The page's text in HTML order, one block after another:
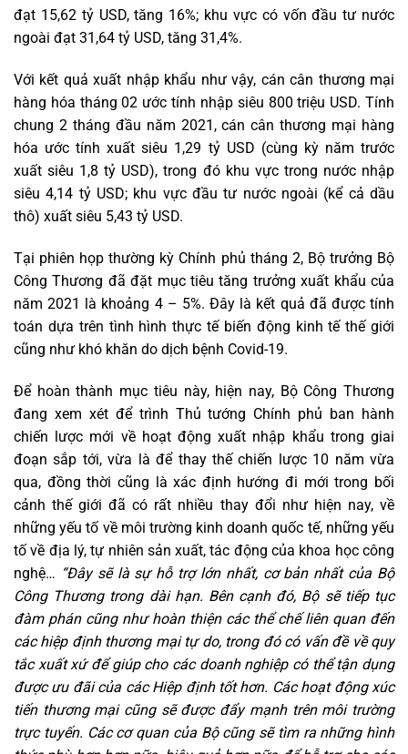
đạt 15,62 tỷ USD, tăng 16%; khu vực có vốn đầu tư nước
ngoài đạt 31,64 tỷ USD, tăng 31,4%.
Với kết quả xuất nhập khẩu như vậy, cán cân thương mại
hàng hóa tháng 02 ước tính nhập siêu 800 triệu USD. Tính
chung 2 tháng đầu năm 2021, cán cân thương mại hàng
hóa ước tính xuất siêu 1,29 tỷ USD (cùng kỳ năm trước
xuất siêu 1,8 tỷ USD), trong đó khu vực trong nước nhập
siêu 4,14 tỷ USD; khu vực đầu tư nước ngoài (kể cả dầu
thô) xuất siêu 5,43 tỷ USD.
Tại phiên họp thường kỳ Chính phủ tháng 2, Bộ trưởng Bộ
Công Thương đã đặt mục tiêu tăng trưởng xuất khẩu của
năm 2021 là khoảng 4 – 5%. Đây là kết quả đã được tính
toán dựa trên tình hình thực tế biến động kinh tế thế giới
cũng như khó khăn do dịch bệnh Covid-19.
Để hoàn thành mục tiêu này, hiện nay, Bộ Công Thương
đang xem xét để trình Thủ tướng Chính phủ ban hành
chiến lược mới về hoạt động xuất nhập khẩu trong giai
đoạn sắp tới, vừa là để thay thế chiến lược 10 năm vừa
qua, đồng thời cũng là xác định hướng đi mới trong bối
cảnh thế giới đã có rất nhiều thay đổi như hiện nay, về
những yếu tố về môi trường kinh doanh quốc tế, những yếu
tố về địa lý, tự nhiên sản xuất, tác động của khoa học công
nghệ… “Đây sẽ là sự hỗ trợ lớn nhất, cơ bản nhất của Bộ
Công Thương trong dài hạn. Bên cạnh đó, Bộ sẽ tiếp tục
đàm phán cũng như hoàn thiện các thể chế liên quan đến
các hiệp định thương mại tự do, trong đó có vấn đề về quy
tắc xuất xứ để giúp cho các doanh nghiệp có thể tận dụng
được ưu đãi của các Hiệp định tốt hơn. Các hoạt động xúc
tiến thương mại cũng sẽ được đẩy mạnh trên môi trường
trực tuyến. Các cơ quan của Bộ cũng sẽ tìm ra những hình